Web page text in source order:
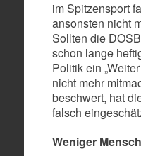
im Spitzensport
ansonsten nicht
Sollten die
schon lange
Politik ein
nicht mehr
beschwert, hat
falsch
Weniger